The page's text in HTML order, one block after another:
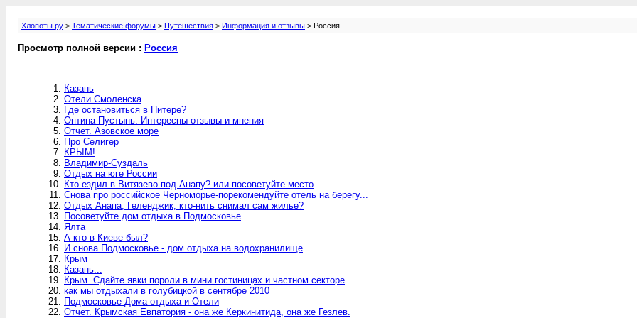
Хлопоты.ру > Тематические форумы > Путешествия > Информация и отзывы > Россия
Просмотр полной версии : Россия
Казань
Отели Смоленска
Где остановиться в Питере?
Оптина Пустынь: Интересны отзывы и мнения
Отчет. Азовское море
Про Селигер
КРЫМ!
Владимир-Суздаль
Отдых на юге России
Кто ездил в Витязево под Анапу? или посоветуйте место
Снова про российское Черноморье-порекомендуйте отель на берегу...
Отдых Анапа, Геленджик, кто-нить снимал сам жилье?
Посоветуйте дом отдыха в Подмосковье
Ялта
А кто в Киеве был?
И снова Подмосковье - дом отдыха на водохранилище
Крым
Казань...
Крым. Сдайте явки пороли в мини гостиницах и частном секторе
как мы отдыхали в голубицкой в сентябре 2010
Подмосковье Дома отдыха и Отели
Отчет. Крымская Евпатория - она же Керкинитида, она же Гезлев.